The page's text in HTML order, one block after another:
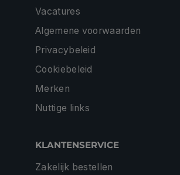
Vacatures
Algemene voorwaarden
Privacybeleid
Cookiebeleid
Merken
Nuttige links
KLANTENSERVICE
Zakelijk bestellen